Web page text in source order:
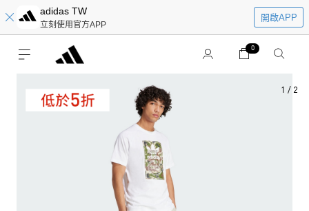
adidas TW
立刻使用官方APP
開啟APP
0
1 / 2